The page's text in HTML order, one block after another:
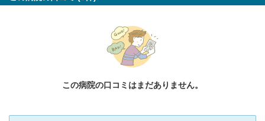
この病院の口コミはまだありません。